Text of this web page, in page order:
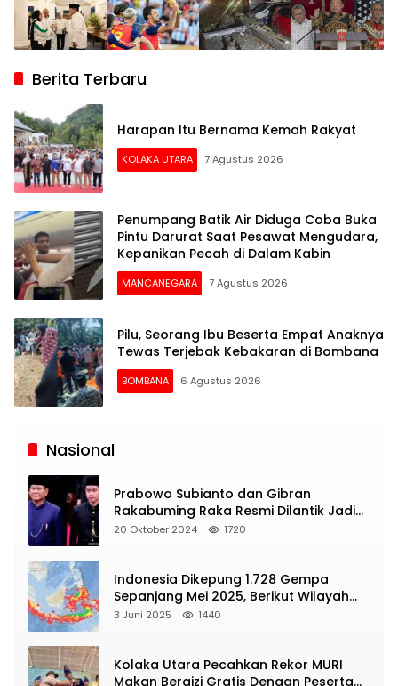
Berita Terbaru
Harapan Itu Bernama Kemah Rakyat
KOLAKA UTARA 7 Agustus 2026
Penumpang Batik Air Diduga Coba Buka
Pintu Darurat Saat Pesawat Mengudara,
Kepanikan Pecah di Dalam Kabin
MANCANEGARA 7 Agustus 2026
Pilu, Seorang Ibu Beserta Empat Anaknya
Tewas Terjebak Kebakaran di Bombana
BOMBANA 6 Agustus 2026
Siaran
Nasional
Prabowo Subianto dan Gibran
Rakabuming Raka Resmi Dilantik Jadi
Presiden dan Wapres RI
20 Oktober 2024 1720
Indonesia Dikepung 1.728 Gempa
Sepanjang Mei 2025, Berikut Wilayah
Yang Intens Diguncang!
3 Juni 2025 1440
Kolaka Utara Pecahkan Rekor MURI
Makan Bergizi Gratis Dengan Peserta